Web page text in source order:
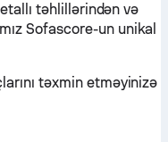
təhlillərindən və
Sofascore-un unikal
təxmin etməyinizə